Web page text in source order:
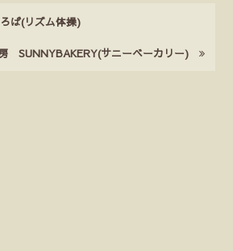
ば(リズム体操)
SUNNYBAKERY(サニーベーカリー)